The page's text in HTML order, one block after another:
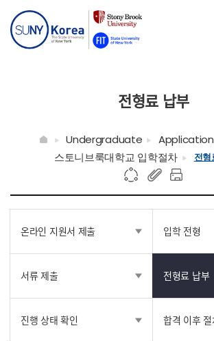
전형료 납부
Undergraduate
스토니브룩대학교 입학절차
전
온라인 지원서 제출 입학 전형
서류 제출 전형료 납부
진행 상태 확인 합격 이후